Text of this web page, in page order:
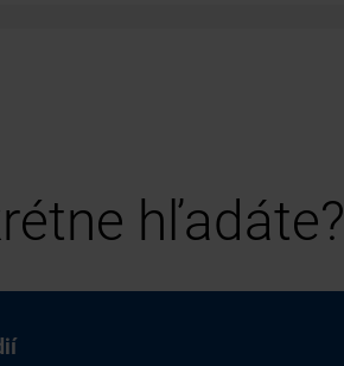
hľadáte?